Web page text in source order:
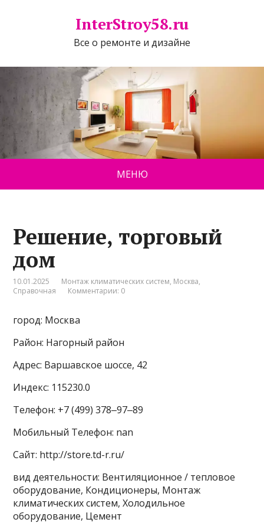
InterStroy58.ru
Все о ремонте и дизайне
МЕНЮ
Решение, торговый
дом
10.01.2025 Монтаж климатических систем, Москва,
Справочная
Комментарии: 0
город: Москва
Район: Нагорный район
Адрес: Варшавское шоссе, 42
Индекс: 115230.0
Телефон: +7 (499) 378‒97‒89
Мобильный Телефон: nan
Сайт: http://store.td-r.ru/
вид деятельности: Вентиляционное / тепловое
оборудование, Кондиционеры, Монтаж
климатических систем, Холодильное
оборудование, Цемент